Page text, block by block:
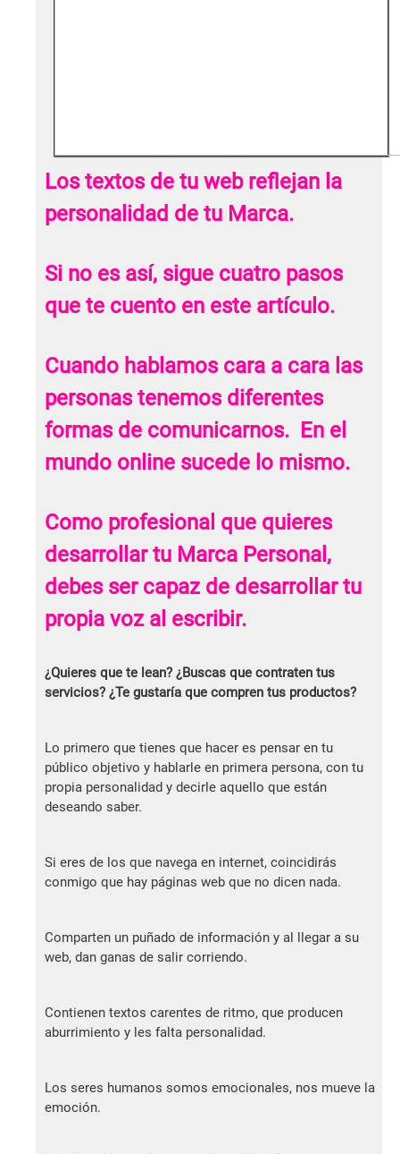
Los textos de tu web reflejan la
personalidad de tu Marca.
Si no es así, sigue cuatro pasos
que te cuento en este artículo.
Cuando hablamos cara a cara las
personas tenemos diferentes
formas de comunicarnos. En el
mundo online sucede lo mismo.
Como profesional que quieres
desarrollar tu Marca Personal,
debes ser capaz de desarrollar tu
propia voz al escribir.
¿Quieres que te lean? ¿Buscas que contraten tus
servicios? ¿Te gustaría que compren tus productos?
Lo primero que tienes que hacer es pensar en tu
público objetivo y hablarle en primera persona, con tu
propia personalidad y decirle aquello que están
deseando saber.
Si eres de los que navega en internet, coincidirás
conmigo que hay páginas web que no dicen nada.
Comparten un puñado de información y al llegar a su
web, dan ganas de salir corriendo.
Contienen textos carentes de ritmo, que producen
aburrimiento y les falta personalidad.
Los seres humanos somos emocionales, nos mueve la
emoción.